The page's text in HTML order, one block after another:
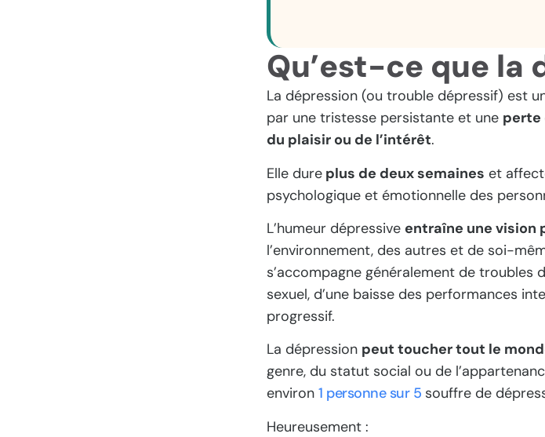
Qu’est-ce que la
La dépression (ou trouble dépressif) est
par une tristesse persistante et une perte
du plaisir ou de l’intérêt.
Elle dure plus de deux semaines et
psychologique et émotionnelle des
L’humeur dépressive entraîne une vision
l’environnement, des autres et de soi-
s’accompagne généralement de troubles
sexuel, d’une baisse des performances
progressif.
La dépression peut toucher tout le
genre, du statut social ou de
environ 1 personne sur 5 souffre de
Heureusement :